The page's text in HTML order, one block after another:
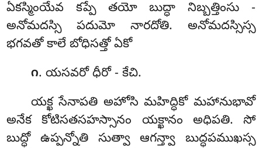
ఏకస్మింయేవ కప్పే తయో బుద్ధా నిబ్బత్తింసు -
అనోమదస్సి పదుమో నారదోతి. అనోమదస్సిస్స
భగవతో కాలే బోధిసత్తో ఏకో
౧. యసవరో ధీరో - కేచి.
యక్ఖసేనాపతి అహోసి మహిద్ధికో మహానుభావో
అనేక కోటిసతసహస్సానం యక్ఖానం అధిపతి. సో
బుద్ధో ఉప్పన్నోతి సుత్వా ఆగన్త్వా బుద్ధపముఖస్స